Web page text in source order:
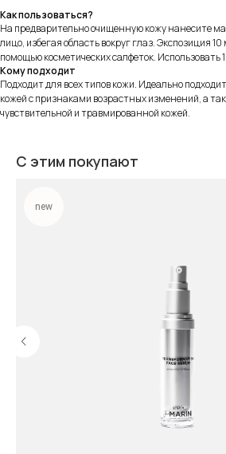
Как пользоваться?
На предварительно очищенную кожу нанесите
лицо, избегая область вокруг глаз. Экспозиция
помощью косметических салфеток. Использовать
Кому подходит
Подходит для всех типов кожи. Идеально
кожей с признаками возрастных изменений, а
чувствительной и травмированной кожей.
С этим покупают
new